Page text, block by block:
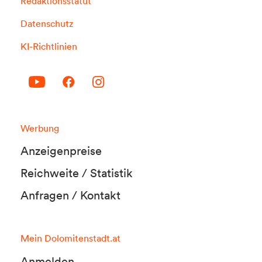
Datenschutz
KI-Richtlinien
Werbung
Anzeigenpreise
Reichweite / Statistik
Anfragen / Kontakt
Mein Dolomitenstadt.at